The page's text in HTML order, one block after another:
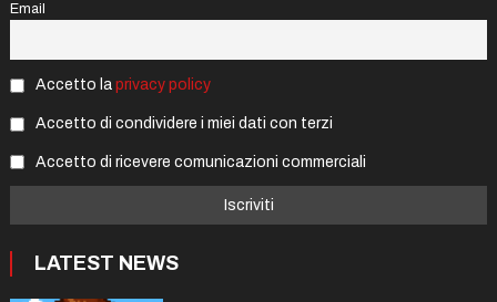
Email
Accetto la privacy policy
Accetto di condividere i miei dati con terzi
Accetto di ricevere comunicazioni commerciali
LATEST NEWS